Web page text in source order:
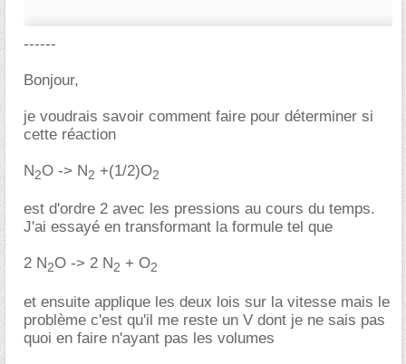
------
Bonjour,
je voudrais savoir comment faire pour déterminer si
cette réaction
N2O -> N2 +(1/2)O2
est d'ordre 2 avec les pressions au cours du temps.
J'ai essayé en transformant la formule tel que
2 N2O -> 2 N2 + O2
et ensuite applique les deux lois sur la vitesse mais le
problème c'est qu'il me reste un V dont je ne sais pas
quoi en faire n'ayant pas les volumes